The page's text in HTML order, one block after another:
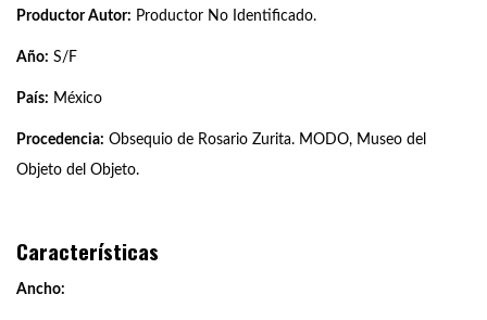
Productor Autor: Productor No Identificado.
Año: S/F
País: México
Procedencia: Obsequio de Rosario Zurita. MODO, Museo del
Objeto del Objeto.
Características
Ancho: